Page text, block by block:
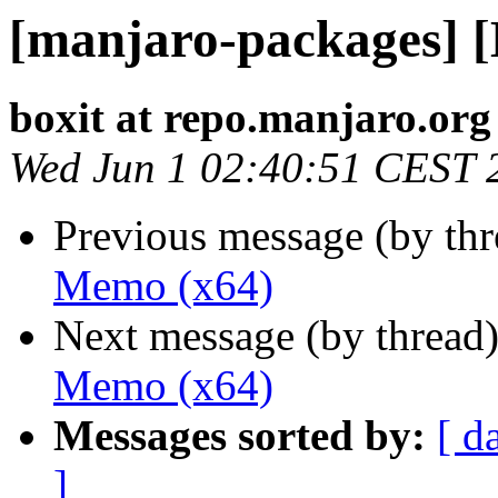
[manjaro-packages]
boxit at repo.manjaro.org
Wed Jun 1 02:40:51 CEST
Previous message (by
Memo (x64)
Next message (by
Memo (x64)
Messages sorted by: [
]